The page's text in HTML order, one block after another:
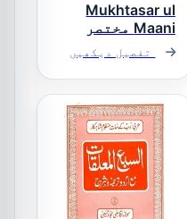
Mukhtasar ul
Maani مختصر
المعانیتفصیل دیکھیں